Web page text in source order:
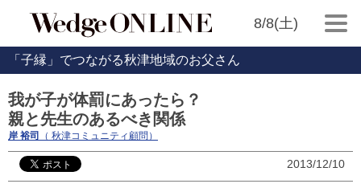
8/8(土)
「子縁」でつながる秋津地域のお父さん
我が子が体罰にあったら？
親と先生のあるべき関係
岸 裕司 （ 秋津コミュニティ顧問）
2013/12/10